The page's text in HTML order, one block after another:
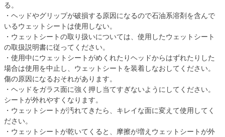
る。
・ヘッドやグリップが破損する原因になるので石油系溶剤を含んで
いるウェットシートは使用しない。
・ウェットシートの取り扱いについては、使用したウェットシート
の取扱説明書に従ってください。
・使用中にウェットシートがめくれたりヘッドからはずれたりした
場合は使用を中止し、ウェットシートを装着しなおしてください。
傷の原因になるおそれがあります。
・ヘッドをガラス面に強く押し当てすぎないようにしてください。
シートが外れやすくなります。
・ウェットシートが汚れてきたら、キレイな面に変えて使用してく
ださい。
・ウェットシートが乾いてくると、摩擦が増えウェットシートが外